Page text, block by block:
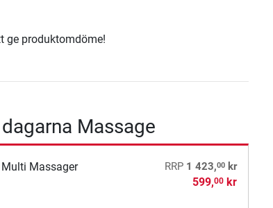
ge produktomdöme!
Massage
Massager RRP 1 423,00 kr
599,00 kr